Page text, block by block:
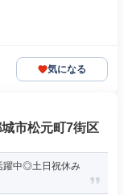
気になる
市松元町7街区
躍中◎土日祝休み